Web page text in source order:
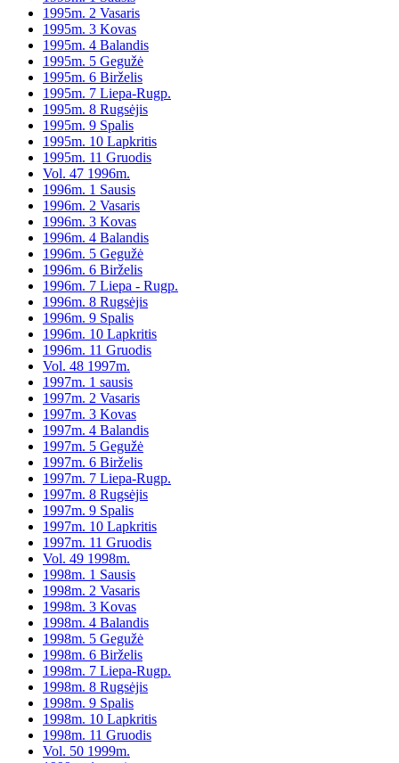
1995m. 2 Vasaris
1995m. 3 Kovas
1995m. 4 Balandis
1995m. 5 Gegužė
1995m. 6 Birželis
1995m. 7 Liepa-Rugp.
1995m. 8 Rugsėjis
1995m. 9 Spalis
1995m. 10 Lapkritis
1995m. 11 Gruodis
Vol. 47 1996m.
1996m. 1 Sausis
1996m. 2 Vasaris
1996m. 3 Kovas
1996m. 4 Balandis
1996m. 5 Gegužė
1996m. 6 Birželis
1996m. 7 Liepa - Rugp.
1996m. 8 Rugsėjis
1996m. 9 Spalis
1996m. 10 Lapkritis
1996m. 11 Gruodis
Vol. 48 1997m.
1997m. 1 sausis
1997m. 2 Vasaris
1997m. 3 Kovas
1997m. 4 Balandis
1997m. 5 Gegužė
1997m. 6 Birželis
1997m. 7 Liepa-Rugp.
1997m. 8 Rugsėjis
1997m. 9 Spalis
1997m. 10 Lapkritis
1997m. 11 Gruodis
Vol. 49 1998m.
1998m. 1 Sausis
1998m. 2 Vasaris
1998m. 3 Kovas
1998m. 4 Balandis
1998m. 5 Gegužė
1998m. 6 Birželis
1998m. 7 Liepa-Rugp.
1998m. 8 Rugsėjis
1998m. 9 Spalis
1998m. 10 Lapkritis
1998m. 11 Gruodis
Vol. 50 1999m.